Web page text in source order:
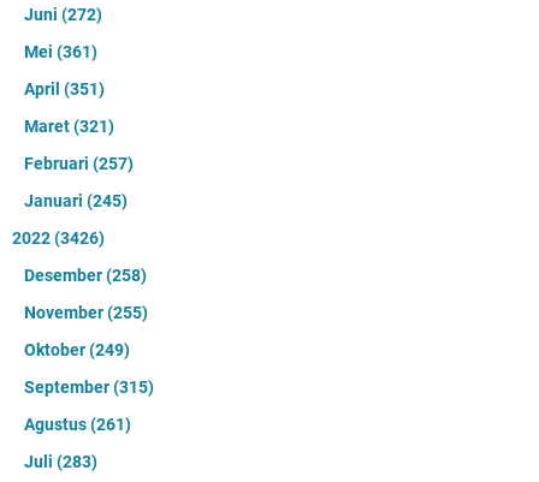
Juni (272)
Mei (361)
April (351)
Maret(321)
Februari (257)
Januari (245)
2022(3426)
Desember(258)
November(255)
Oktober(249)
September(315)
Agustus(261)
Juli (283)